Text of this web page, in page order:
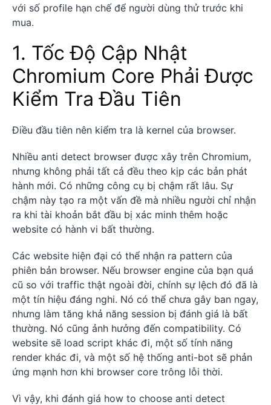
với số profile hạn chế để người dùng thử trước khi
mua.
1. Tốc Độ Cập Nhật
Chromium Core Phải Được
Kiểm Tra Đầu Tiên
Điều đầu tiên nên kiểm tra là kernel của browser.
Nhiều anti detect browser được xây trên Chromium,
nhưng không phải tất cả đều theo kịp các bản phát
hành mới. Có những công cụ bị chậm rất lâu. Sự
chậm này tạo ra một vấn đề mà nhiều người chỉ nhận
ra khi tài khoản bắt đầu bị xác minh thêm hoặc
website có hành vi bất thường.
Các website hiện đại có thể nhận ra pattern của
phiên bản browser. Nếu browser engine của bạn quá
cũ so với traffic thật ngoài đời, chính sự lệch đó đã là
một tín hiệu đáng nghi. Nó có thể chưa gây ban ngay,
nhưng làm tăng khả năng session bị đánh giá là bất
thường. Nó cũng ảnh hưởng đến compatibility. Có
website sẽ load script khác đi, một số tính năng
render khác đi, và một số hệ thống anti-bot sẽ phản
ứng mạnh hơn khi browser core trông lỗi thời.
Vì vậy, khi đánh giá how to choose anti detect